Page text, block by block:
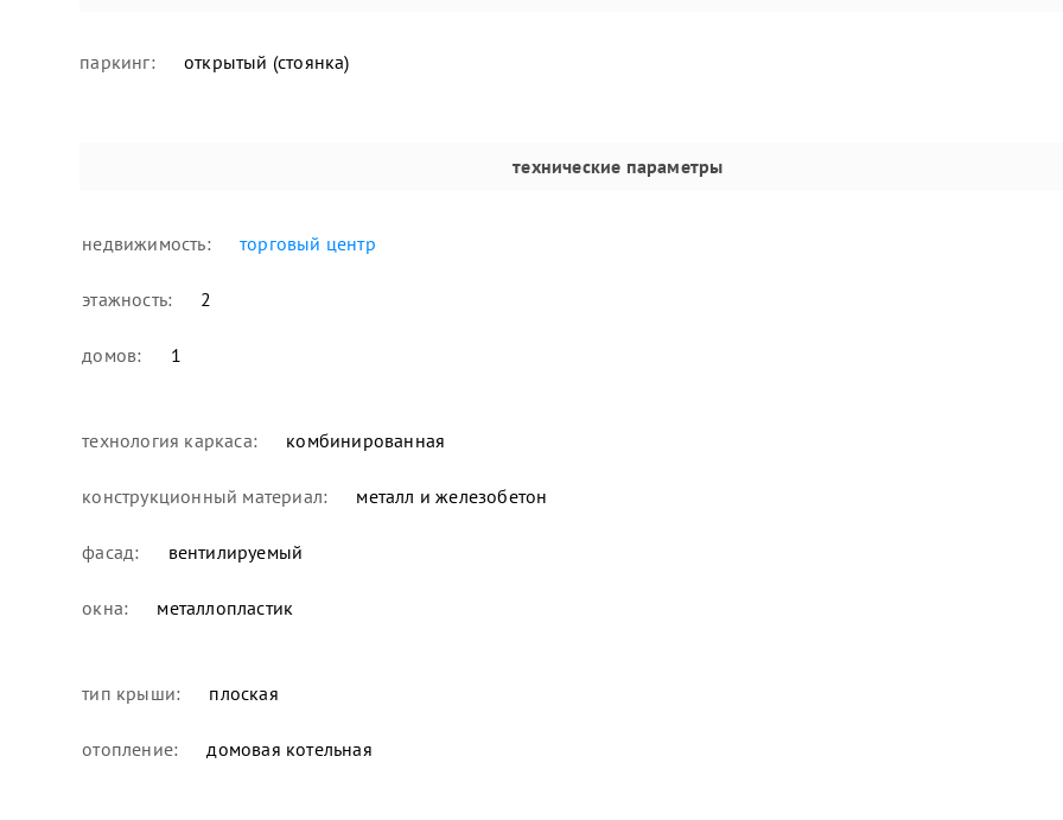
паркинг: открытый (стоянка)
технические параметры
недвижимость: торговый центр
этажность: 2
домов: 1
технология каркаса: комбинированная
конструкционный материал: металл и железобетон
фасад: вентилируемый
окна: металлопластик
тип крыши: плоская
отопление: домовая котельная